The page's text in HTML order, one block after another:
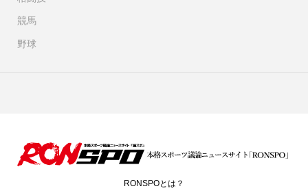
競馬
野球
RONSPOとは？